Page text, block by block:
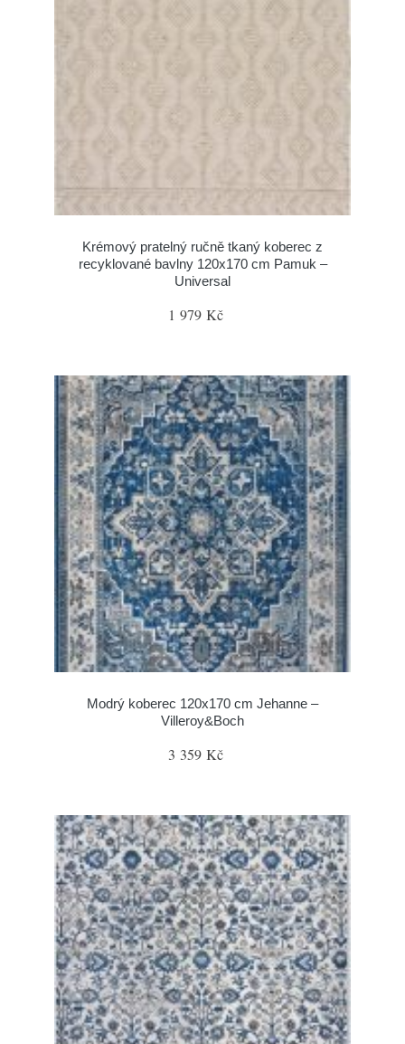
Krémový pratelný ručně tkaný koberec z
recyklované bavlny 120x170 cm Pamuk –
Universal
1 979 Kč
Modrý koberec 120x170 cm Jehanne –
Villeroy&Boch
3 359 Kč